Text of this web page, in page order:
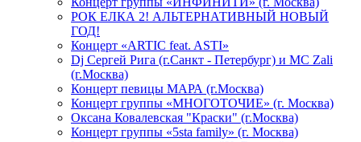
РОК ЕЛКА 2! АЛЬТЕРНАТИВНЫЙ НОВЫЙ
ГОД!
Концерт «ARTIC feat. ASTI»
Dj Сергей Рига (г.Санкт - Петербург) и MC Zali
(г.Москва)
Концерт певицы МАРА (г.Москва)
Концерт группы «МНОГОТОЧИЕ» (г. Москва)
Оксана Ковалевская "Краски" (г.Москва)
Концерт группы «5sta family» (г. Москва)